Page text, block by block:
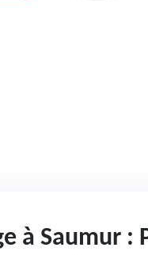
à Saumur :